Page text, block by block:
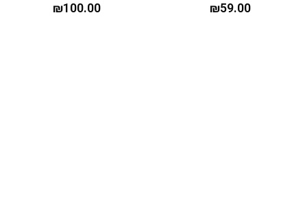
₪59.00
₪100.00